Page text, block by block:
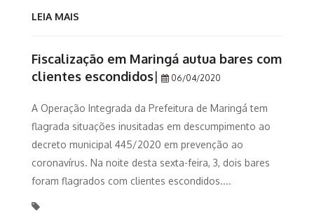
LEIA MAIS
Fiscalização em Maringá autua bares com
clientes escondidos| 06/04/2020
A Operação Integrada da Prefeitura de Maringá tem
flagrada situações inusitadas em descumpimento ao
decreto municipal 445/2020 em prevenção ao
coronavírus. Na noite desta sexta-feira, 3, dois bares
foram flagrados com clientes escondidos....